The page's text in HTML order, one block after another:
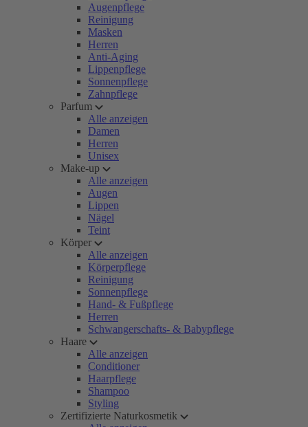
Augenpflege
Reinigung
Masken
Herren
Anti-Aging
Lippenpflege
Sonnenpflege
Zahnpflege
Parfum
Alle anzeigen
Damen
Herren
Unisex
Make-up
Alle anzeigen
Augen
Lippen
Nägel
Teint
Körper
Alle anzeigen
Körperpflege
Reinigung
Sonnenpflege
Hand- & Fußpflege
Herren
Schwangerschafts- & Babypflege
Haare
Alle anzeigen
Conditioner
Haarpflege
Shampoo
Styling
Zertifizierte Naturkosmetik